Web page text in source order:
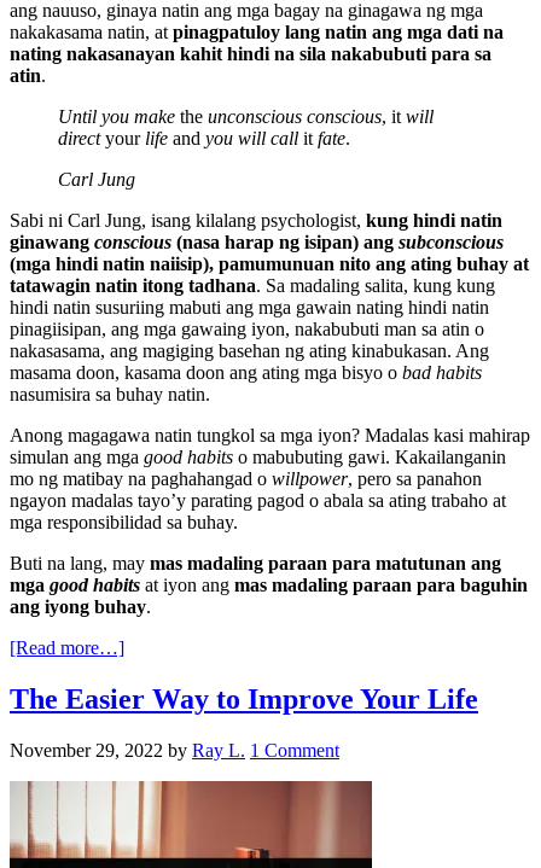
ang nauuso, ginaya natin ang mga bagay na ginagawa ng mga
nakakasama natin, at pinagpatuloy lang natin ang mga dati na
nating nakasanayan kahit hindi na sila nakabubuti para sa
atin.
Until you make the unconscious conscious, it will
directyour life and you will call it fate.
Carl Jung
Sabi ni Carl Jung, isang kilalang psychologist, kung hindi natin
ginawang conscious (nasa harap ng isipan) ang subconscious
(mga hindi natin naiisip), pamumunuan nito ang ating buhay at
tatawagin natin itong tadhana. Sa madaling salita, kung kung
hindi natin susuriing mabuti ang mga gawain nating hindi natin
pinagiisipan, ang mga gawaing iyon, nakabubuti man sa atin o
nakasasama, ang magiging basehan ng ating kinabukasan. Ang
masama doon, kasama doon ang ating mga bisyo o bad habits
nasumisira sa buhay natin.
Anong magagawa natin tungkol sa mga iyon? Madalas kasi mahirap
simulan ang mga good habits o mabubuting gawi. Kakailanganin
mo ng matibay na paghahangad o willpower, pero sa panahon
ngayon madalas tayo’y parating pagod o abala sa ating trabaho at
mga responsibilidad sa buhay.
Buti na lang, may mas madaling paraan para matutunan ang
mga good habits at iyon ang mas madaling paraan para baguhin
ang iyong buhay.
[Read more…]
The Easier Way to Improve Your Life
November 29, 2022 by Ray L. 1 Comment